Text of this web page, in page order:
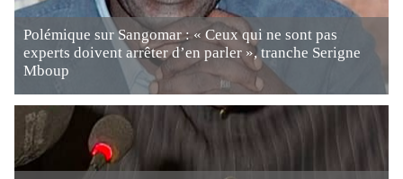
Polémique sur Sangomar : « Ceux qui ne sont pas
experts doivent arrêter d’en parler », tranche Serigne
Mboup